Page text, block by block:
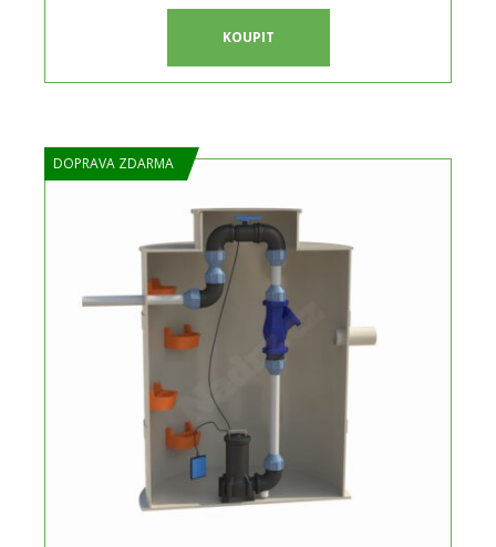
KOUPIT
DOPRAVA ZDARMA